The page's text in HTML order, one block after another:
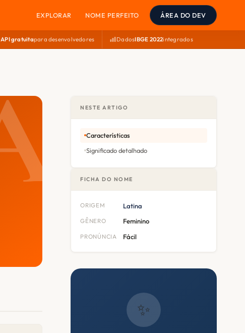
EXPLORAR NOME PERFEITO ÁREA DO DEV
API gratuitapara desenvolvedores DadosIBGE 2022integrados
NESTE ARTIGO
Características
Significado detalhado
FICHA DO NOME
ORIGEM Latina
GÊNERO Feminino
PRONÚNCIA Fácil
✨